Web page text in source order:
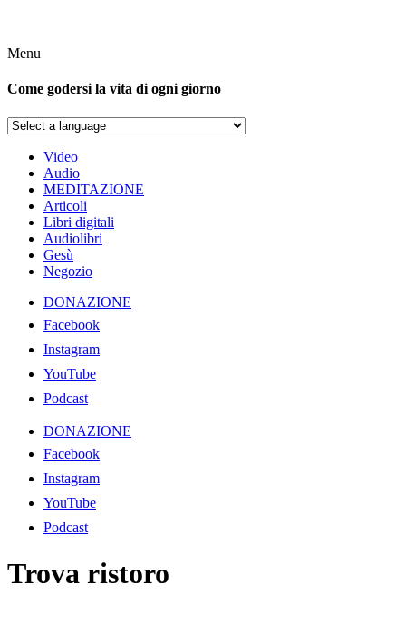
Menu
Come godersi la vita di ogni giorno
Video
Audio
MEDITAZIONE
Articoli
Libri digitali
Audiolibri
Gesù
Negozio
DONAZIONE
Facebook
Instagram
YouTube
Podcast
DONAZIONE
Facebook
Instagram
YouTube
Podcast
Trova ristoro